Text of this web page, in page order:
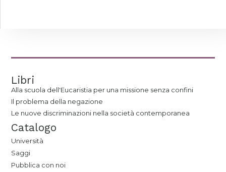
Libri
Alla scuola dell'Eucaristia per una missione senza confini
Il problema della negazione
Le nuove discriminazioni nella società contemporanea
Catalogo
Università
Saggi
Pubblica con noi